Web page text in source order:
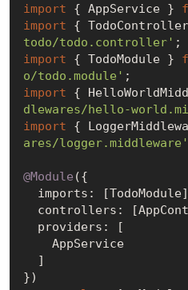
import { AppService }
import {
todo/todo.controller'
import { TodoModule }
o/todo.module'
import {
dlewares/hello-
import {
ares/logger.middleware'
@Module ({